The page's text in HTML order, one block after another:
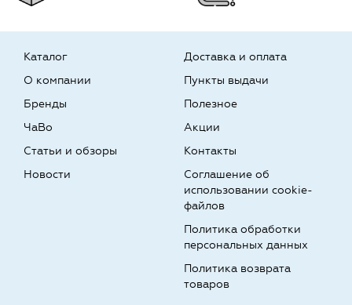
Каталог
О компании
Бренды
Доставка и оплата
Пункты выдачи
Полезное
ЧаВо
Статьи и обзоры
Новости
Акции
Контакты
Соглашение об
использовании cookie-
файлов
Политика обработки
персональных данных
Политика возврата
товаров